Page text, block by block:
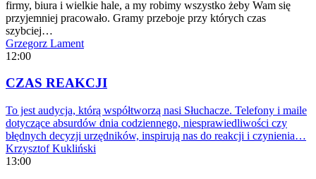
firmy, biura i wielkie hale, a my robimy wszystko żeby Wam się
przyjemniej pracowało. Gramy przeboje przy których czas
szybciej…
Grzegorz Lament
12:00
CZAS REAKCJI
To jest audycja, którą współtworzą nasi Słuchacze. Telefony i maile
dotyczące absurdów dnia codziennego, niesprawiedliwości czy
błędnych decyzji urzędników, inspirują nas do reakcji i czynienia…
Krzysztof Kukliński
13:00